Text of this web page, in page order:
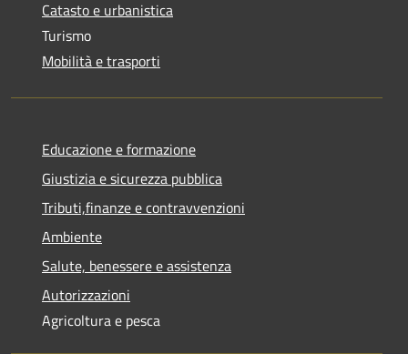
Catasto e urbanistica
Turismo
Mobilità e trasporti
Educazione e formazione
Giustizia e sicurezza pubblica
Tributi,finanze e contravvenzioni
Ambiente
Salute, benessere e assistenza
Autorizzazioni
Agricoltura e pesca